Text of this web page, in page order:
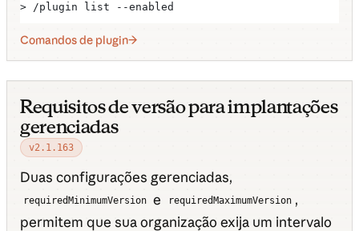
> /plugin list --enabled
Comandos de plugin
Requisitos de versão para implantações
gerenciadas
v2.1.163
Duas configurações gerenciadas,
requiredMinimumVersion e requiredMaximumVersion ,
permitem que sua organização exija um intervalo